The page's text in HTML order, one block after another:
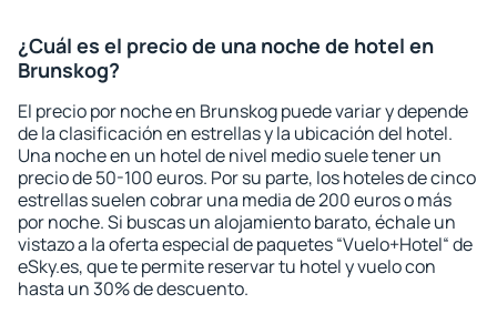
¿Cuál es el precio de una noche de hotel en
Brunskog?
El precio por noche en Brunskog puede variar y depende
de la clasificación en estrellas y la ubicación del hotel.
Una noche en un hotel de nivel medio suele tener un
precio de 50-100 euros. Por su parte, los hoteles de cinco
estrellas suelen cobrar una media de 200 euros o más
por noche. Si buscas un alojamiento barato, échale un
vistazo a la oferta especial de paquetes “Vuelo+Hotel“ de
eSky.es, que te permite reservar tu hotel y vuelo con
hasta un 30% de descuento.